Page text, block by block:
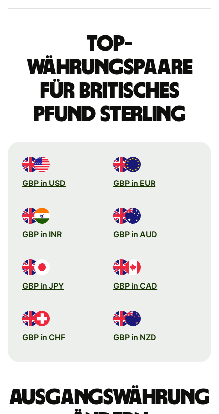
Top-
Währungspaare
für britisches
Pfund Sterling
GBP in USD GBP in EUR
GBP in INR GBP in AUD
GBP in JPY GBP in CAD
GBP in CHF GBP in NZD
Ausgangswährung